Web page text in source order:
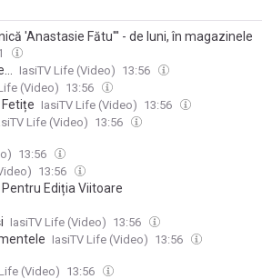
'Anastasie Fătu''' - de luni, în magazinele
IasiTV Life (Video) 13:56
(Video) 13:56
IasiTV Life (Video) 13:56
Life (Video) 13:56
13:56
13:56
Ediția Viitoare
IasiTV Life (Video) 13:56
IasiTV Life (Video) 13:56
(Video) 13:56